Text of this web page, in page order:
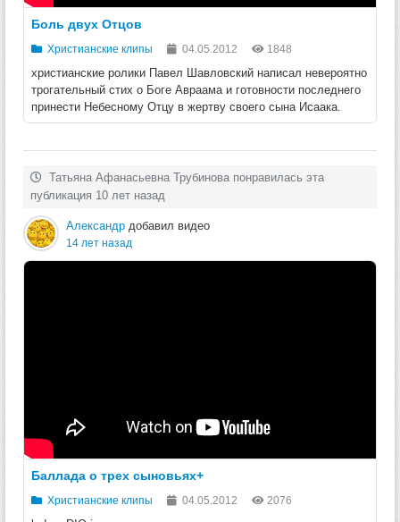
Боль двух Отцов
Христианские клипы 04.05.2012 1848
христианские ролики Павел Шавловский написал невероятно
трогательный стих о Боге Авраама и готовности последнего
принести Небесному Отцу в жертву своего сына Исаака.
Татьяна Афанасьевна Трубинова понравилась эта
публикация 10 лет назад
Александр добавил видео
14 лет назад
Баллада о трех сыновьях+
Христианские клипы 04.05.2012 2076